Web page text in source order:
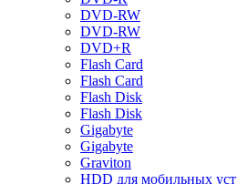
DVD-RW
DVD-RW
DVD+R
Flash Card
Flash Card
Flash Disk
Flash Disk
Gigabyte
Gigabyte
Graviton
HDD для мобильных